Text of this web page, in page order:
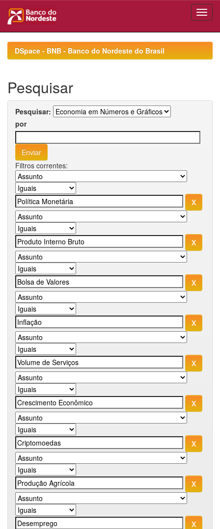
navigationDSpace - BNB - Banco do Nordeste do Brasil
Pesquisar
Pesquisar:
por
Filtros correntes: